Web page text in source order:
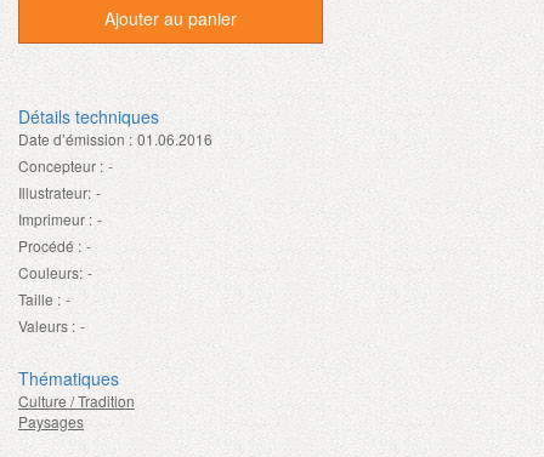
Ajouter au panier
Détails techniques
Date d’émission : 01.06.2016
Concepteur : -
Illustrateur: -
Imprimeur : -
Procédé : -
Couleurs: -
Taille : -
Valeurs : -
Thématiques
Culture / Tradition
Paysages